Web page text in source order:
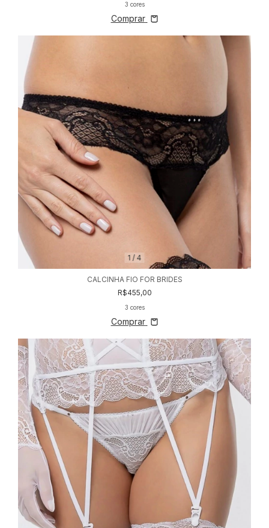
3 cores
Comprar
1 / 4
CALCINHA FIO FOR BRIDES
R$455,00
3 cores
Comprar